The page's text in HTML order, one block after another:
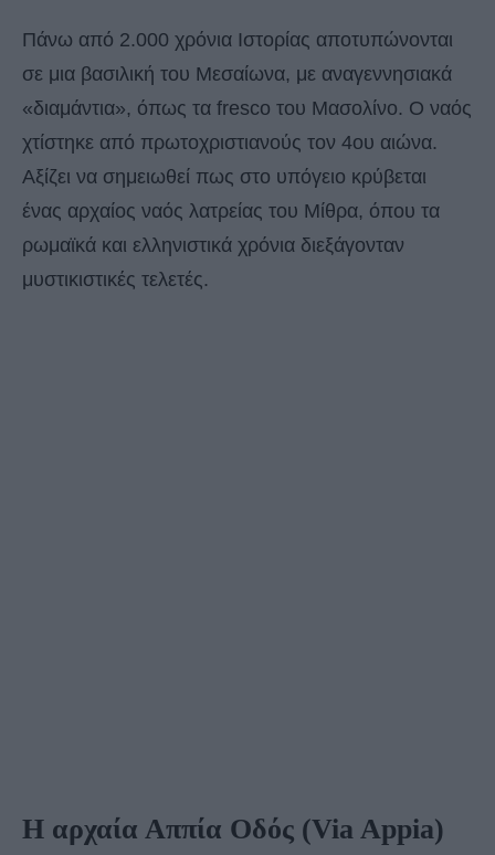
Πάνω από 2.000 χρόνια Ιστορίας αποτυπώνονται
σε μια βασιλική του Μεσαίωνα, με αναγεννησιακά
«διαμάντια», όπως τα fresco του Μασολίνο. Ο ναός
χτίστηκε από πρωτοχριστιανούς τον 4ου αιώνα.
Αξίζει να σημειωθεί πως στο υπόγειο κρύβεται
ένας αρχαίος ναός λατρείας του Μίθρα, όπου τα
ρωμαϊκά και ελληνιστικά χρόνια διεξάγονταν
μυστικιστικές τελετές.
Η αρχαία Αππία Οδός (Via Appia)